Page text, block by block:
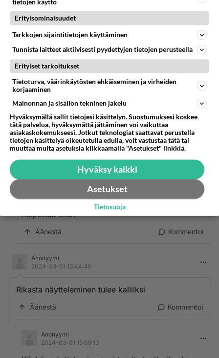
sanoa, ollaanko yhtä ’huolissaan’ jonkun muun
ryhmän johonkin otettujen lainojen vuoksi.
Kommentoi
Anonyymi
Kyllähän se sääliksi käy🤣
Anonyymi
2024-03-03 18:27:28
kirjoitti:
Kyllähän se sääliksi käy🤣
Sen huomaa…. Liekö jopa kateus vähän
helpottuu sillä?
Äänestä Kommentoi
Anonyymi
2024-03-01 13:44:49
Rikasta näytteleminen tulee kalliiksi
Äänestä Kommentoi
Anonyymi
2024-03-01 15:09:13
tietojen käyttö
Erityisominaisuudet
Tarkkojen sijaintitietojen käyttäminen
Tunnista laitteet aktiivisesti pyydettyjen tietojen perusteella
Erityiset tarkoitukset
Tietoturva, väärinkäytösten ehkäiseminen ja virheiden
korjaaminen
Mainonnan ja sisällön tekninen jakelu
Hyväksymällä sallit tietojesi käsittelyn. Suostumuksesi koskee
tätä palvelua, hyväksymättä jättäminen voi vaikuttaa
asiakaskokemukseesi. Jotkut teknologiat saattavat perustella
tietojen käsittelyä oikeutetulla edulla, voit vastustaa tätä tai
muuttaa muita asetuksia klikkaamalla "Asetukset" linkkiä.
Hyväksy kaikki
Asetukset
Tietosuoja